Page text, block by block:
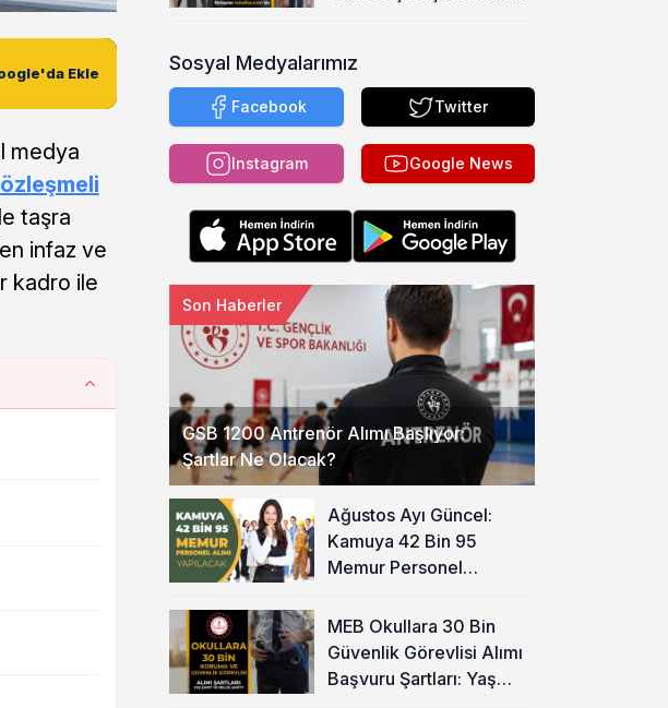
Ekle
medya
taşra
infaz ve
kadro ile
Sosyal Medyalarımız
Facebook Twitter
Instagram Google News
GSB 1200 Antrenör Alımı Başlıyor:
Şartlar Ne Olacak?
Son Haberler
Ağustos Ayı Güncel:
Kamuya 42 Bin 95
Memur Personel
MEB Okullara 30 Bin
Güvenlik Görevlisi Alımı
Başvuru Şartları: Yaş